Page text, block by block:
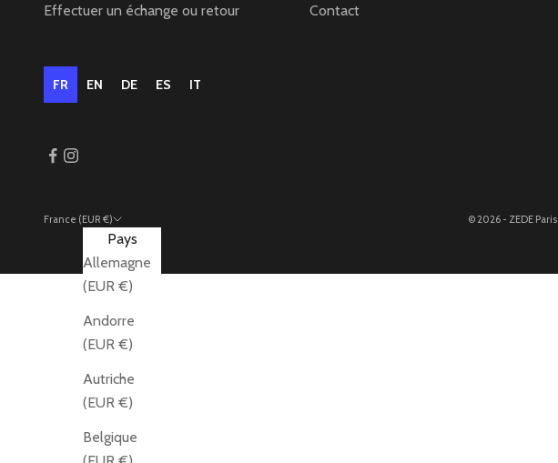
Effectuer un échange ou retour
Contact
FR EN DE ES IT
France (EUR €)
Pays
Allemagne
(EUR €)
Andorre
(EUR €)
Autriche
(EUR €)
Belgique
© 2026 - ZEDE Paris